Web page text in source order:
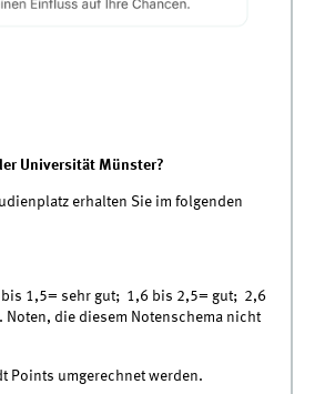
Universität Münster?
erhalten Sie im folgenden
bis 1,5= sehr gut; 1,6 bis 2,5= gut; 2,6
die diesem Notenschema nicht
Points umgerechnet werden.